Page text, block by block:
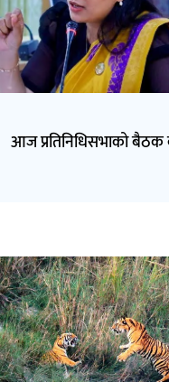
आज प्रतिनिधिसभाको बैठक